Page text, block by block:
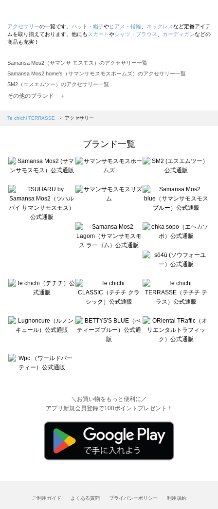
アクセサリーの一覧です。 ハット・帽子やピアス・指輪 ネックレスなど定番アイテ
ムを取り揃えております。他にも スカート やシャツ・ブラウス カーディガンなどの
商品も充実！
Samansa Mos2（サマンサ モスモス）のアクセサリー一覧
Samansa Mos2 home's（サマンサモスモスホームズ）のアクセサリー一覧
SM2（エスエムツー）のアクセサリー一覧
TSUHARU by Samansa Mos2（ツハルバイサマンサモスモス）のアクセサリー一覧
Samansa Mos2 blue（サマンサモスモス ブルー）のアクセサリー一覧
sō4ū（ソウフォーユー）のアクセサリー一覧
Te chichi（テチチ）のアクセサリー一覧
Te chichi CLASSIC（テチチ クラシック）のアクセサリー一覧
Lugnoncure（ルノンキュール）のアクセサリー一覧
BETTY'S BLUE（べティーズブルー）のアクセサリー一覧
Wpc.（ワールドパーティー）のアクセサリー一覧
その他のブランド ＋
Te chichi TERRASSE アクセサリー
ブランド一覧
＼お買い物をもっと便利に／
アプリ新規会員登録で100ポイントプレゼント！
ご利用ガイド よくある質問 プライバシーポリシー 利用規約